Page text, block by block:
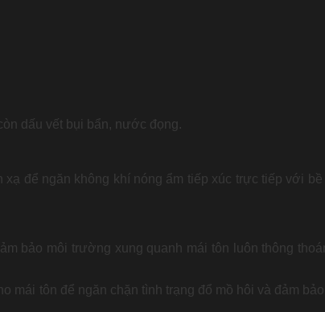
dấu vết bụi bẩn, nước đọng.
để ngăn không khí nóng ẩm tiếp xúc trực tiếp với
bảo môi trường xung quanh mái tôn luôn thông
tôn để ngăn chặn tình trạng đổ mồ hôi và đảm